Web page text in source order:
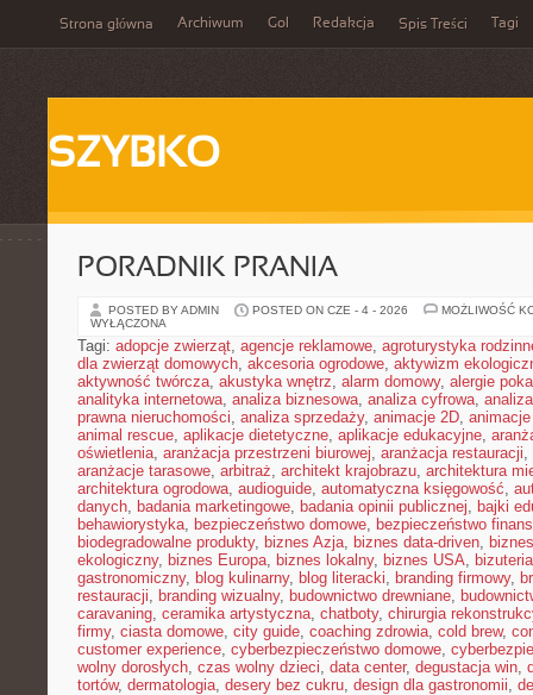
Strona główna Archiwum Gol Redakcja Spis Treści Tagi
SZYBKO
PORADNIK PRANIA
POSTED BY ADMIN POSTED ON CZE - 4 - 2026
MOŻLIWOŚĆ
WYŁĄCZONA
Tagi: adopcje zwierząt, agencje reklamowe, agroturystyka
dla zwierząt domowych, akcesoria ogrodowe, aktywizm
aktywność twórcza, akustyka wnętrz, alarm domowy, alergie
analityka internetowa, analiza biznesowa, analiza cyfrowa,
prawna nieruchomości, analiza sprzedaży, animacje 2D,
animal rescue, aplikacje dietetyczne, aplikacje edukacyjne,
oświetlenia, aranżacja przestrzeni biurowej, aranżacja restauracji,
aranżacje tarasowe, arbitraż, architekt krajobrazu, architektura
architektura ogrodowa, audioguide, automatyczna księgowość,
danych, badania marketingowe, badania opinii publicznej, bajki
behawiorystyka, bezpieczeństwo domowe, bezpieczeństwo
biodegradowalne produkty, biznes Azja, biznes data-driven,
ekologiczny, biznes Europa, biznes lokalny, biznes USA,
gastronomiczny, blog kulinarny, blog literacki, branding firmowy,
restauracji, branding wizualny, budownictwo drewniane,
caravaning, ceramika artystyczna, chatboty, chirurgia
firmy, ciasta domowe, city guide, coaching zdrowia, cold brew,
customer experience, cyberbezpieczeństwo domowe,
wolny dorosłych, czas wolny dzieci, data center, degustacja win,
tortów, dermatologia, desery bez cukru, design dla gastronomii,